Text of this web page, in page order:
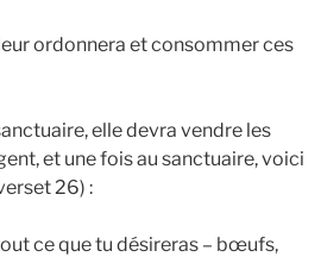
ordonnera et consommer ces
elle devra vendre les
et une fois au sanctuaire, voici
26) :
ce que tu désireras – bœufs,